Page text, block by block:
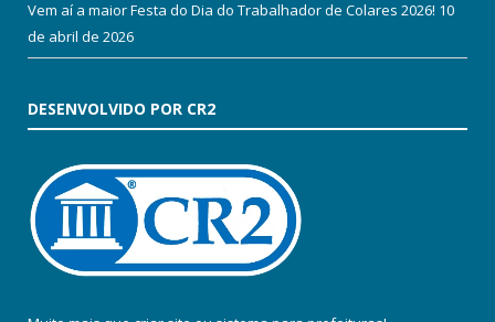
Vem aí a maior Festa do Dia do Trabalhador de Colares 2026! 10
de abril de 2026
DESENVOLVIDO POR CR2